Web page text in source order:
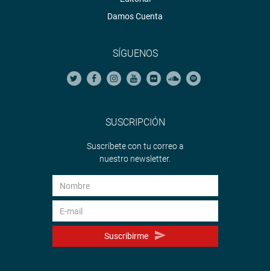
Damos Cuenta
SÍGUENOS
SUSCRIPCIÓN
Suscríbete con tu correo a
nuestro newsletter.
Suscribirme